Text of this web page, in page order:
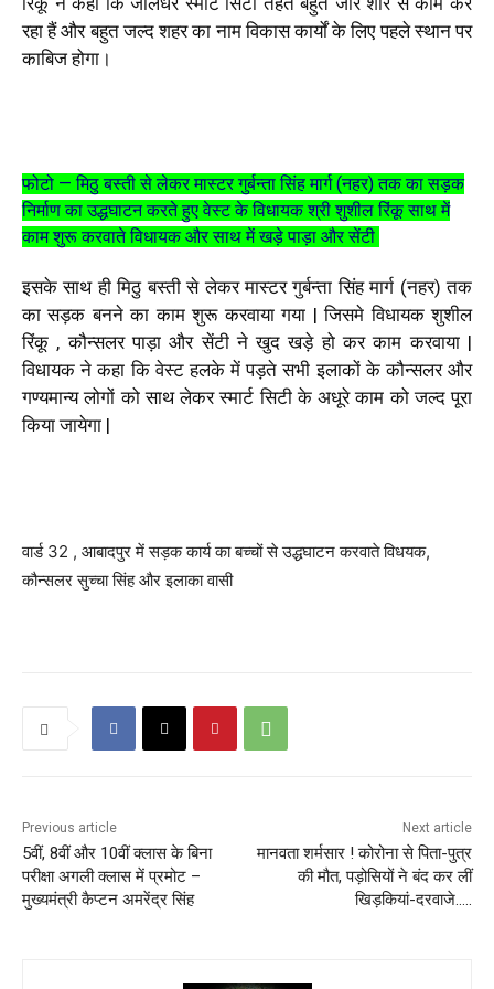
रहा हैं और बहुत जल्द शहर का नाम विकास कार्यों के लिए पहले स्थान पर
काबिज होगा।
फोटो — मिठु बस्ती से लेकर मास्टर गुर्बन्ता सिंह मार्ग (नहर) तक का सड़क
निर्माण का उद्धघाटन करते हुए वेस्ट के विधायक श्री शुशील रिंकू साथ में
काम शुरू करवाते विधायक और साथ में खड़े पाड़ा और सेंटी
इसके साथ ही मिठु बस्ती से लेकर मास्टर गुर्बन्ता सिंह मार्ग (नहर) तक
का सड़क बनने का काम शुरू करवाया गया | जिसमे विधायक शुशील
रिंकू , कौन्सलर पाड़ा और सेंटी ने खुद खड़े हो कर कामकरवाया|
विधायक ने कहा कि वेस्ट हलके में पड़ते सभी इलाकों के कौन्सलर और
गण्यमान्य लोगों को साथ लेकर स्मार्ट सिटी के अधूरे काम को जल्द पूरा
किया जायेगा |
वार्ड 32 , आबादपुर में सड़क कार्य का बच्चों से उद्धघाटन करवाते विधयक,
कौन्सलर सुच्चा सिंह और इलाका वासी
Previous article
5वीं, 8वीं और 10वीं क्लास के बिना
परीक्षा अगली क्लास में प्रमोट –
मुख्यमंत्री कैप्टन अमरेंद्र सिंह
Next article
मानवता शर्मसार ! कोरोना से पिता-पुत्र
की मौत, पड़ोसियों ने बंद कर लीं
खिड़कियां-दरवाजे…..